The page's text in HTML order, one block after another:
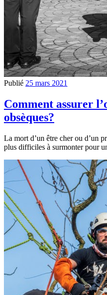
Publié 25 mars 2021
Comment assurer
obsèques?
La mort d’un être cher ou d’un
plus difficiles à surmonter pour